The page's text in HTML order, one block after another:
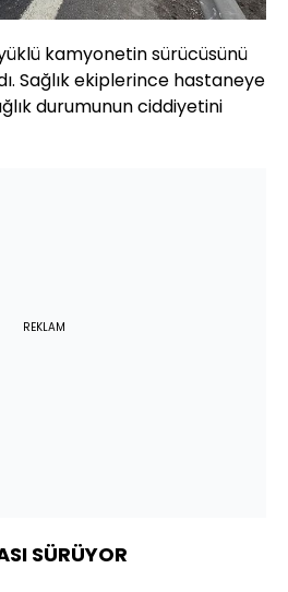
kamyonetin sürücüsünü
Sağlık ekiplerince hastaneye
durumunun ciddiyetini
REKLAM
SÜRÜYOR